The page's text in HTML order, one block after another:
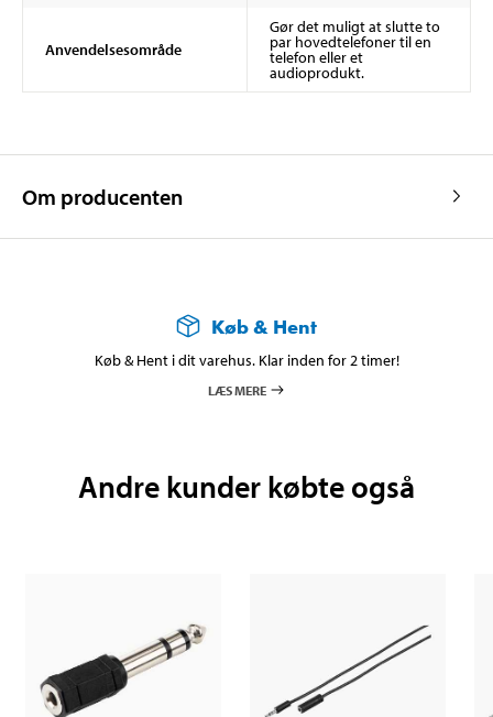
Anvendelsesområde
Gør det muligt at slutte to
par hovedtelefoner til en
telefon eller et
audioprodukt.
Om producenten
Køb & Hent
Køb & Hent i dit varehus. Klar inden for 2 timer!
LÆS MERE
Andre kunder købte også